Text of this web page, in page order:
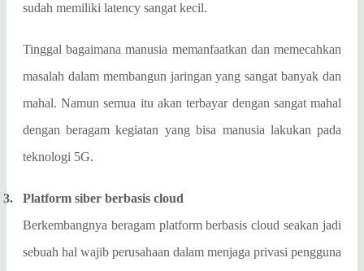
sudah memiliki latency sangat kecil.
Tinggal bagaimana manusia memanfaatkan dan memecahkan
masalah dalam membangun jaringan yang sangat banyak dan
mahal. Namun semua itu akan terbayar dengan sangat mahal
dengan beragam kegiatan yang bisa manusia lakukan pada
teknologi 5G.
3.
Platform siber berbasis cloud
Berkembangnya beragam platform berbasis cloud seakan jadi
sebuah hal wajib perusahaan dalam menjaga privasi pengguna